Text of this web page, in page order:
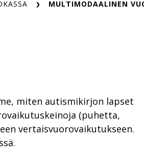
MULTIMODAALINEN
miten autismikirjon lapset
(puhetta,
vertaisvuorovaikutukseen.